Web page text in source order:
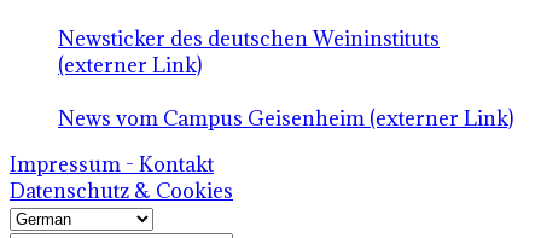
Newsticker des deutschen Weininstituts
(externer Link)
News vom Campus Geisenheim (externer Link)
Impressum - Kontakt
Datenschutz & Cookies